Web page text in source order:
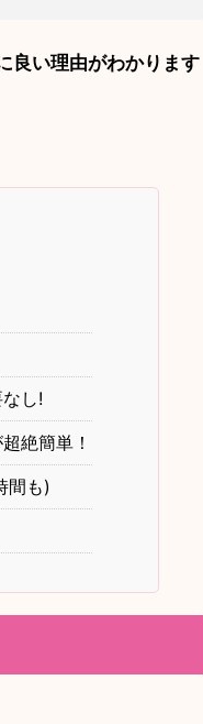
良い理由がわかります
し!
絶簡単！
間も)